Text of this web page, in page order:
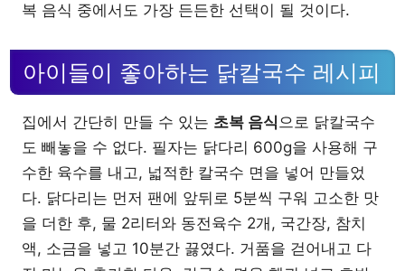
복 음식 중에서도 가장 든든한 선택이 될 것이다.
아이들이 좋아하는 닭칼국수 레시피
집에서 간단히 만들 수 있는 초복 음식 으로 닭칼국수
도 빼놓을 수 없다. 필자는 닭다리 600g을 사용해 구
수한 육수를 내고, 넓적한 칼국수 면을 넣어 만들었
다. 닭다리는 먼저 팬에 앞뒤로 5분씩 구워 고소한 맛
을 더한 후, 물 2리터와 동전육수 2개, 국간장, 참치
액, 소금을 넣고 10분간 끓였다. 거품을 걷어내고 다